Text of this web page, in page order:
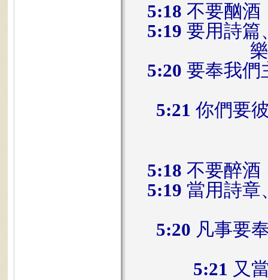
5:18 不要酗酒
5:19 要用詩篇
5:20 要奉我們
5:21 你們要
5:18 不要醉酒
5:19 當用詩章
5:20 凡事要
5:21 又